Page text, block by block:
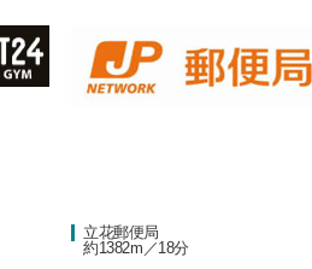
立花郵便局
約1382m／18分